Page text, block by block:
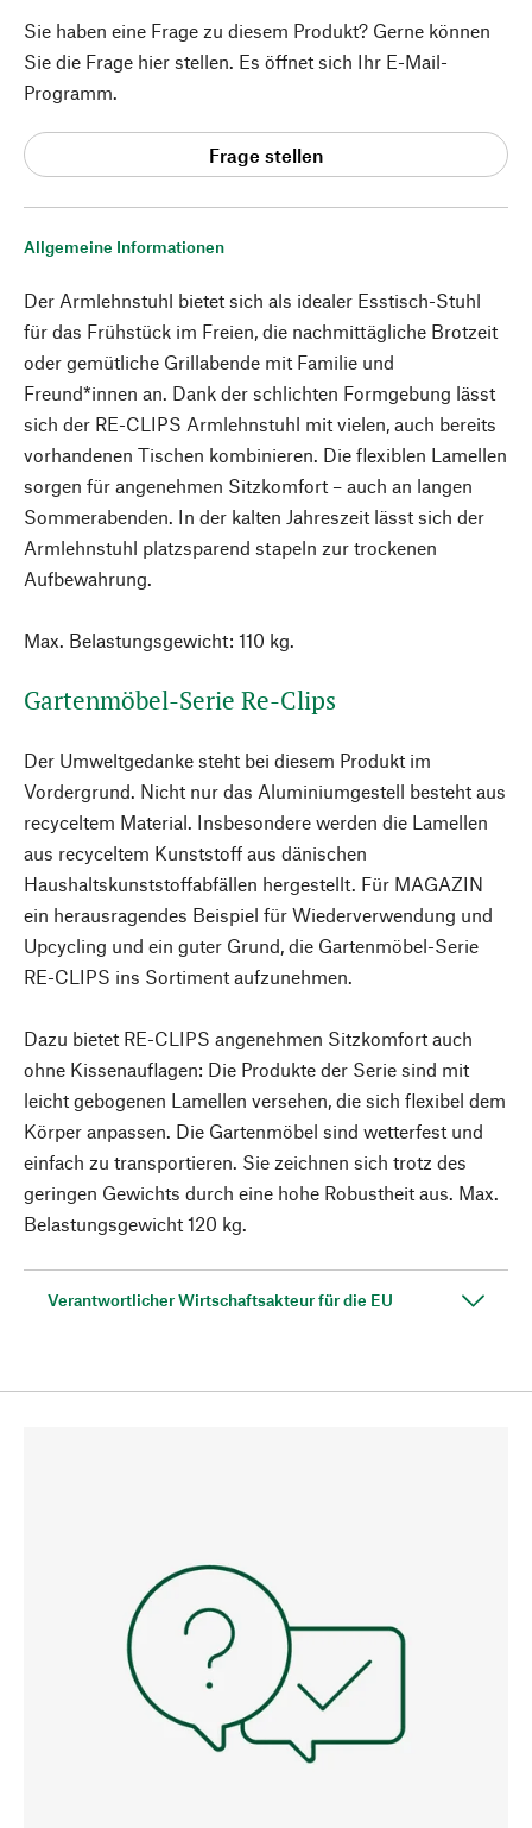
Allgemeine Informationen
Der Armlehnstuhl bietet sich als idealer Esstisch-Stuhl
für das Frühstück im Freien, die nachmittägliche Brotzeit
oder gemütliche Grillabende mit Familie und
Freund*innen an. Dank der schlichten Formgebung lässt
sich der RE-CLIPS Armlehnstuhl mit vielen, auch bereits
vorhandenen Tischen kombinieren. Die flexiblen Lamellen
sorgen für angenehmen Sitzkomfort – auch an langen
Sommerabenden. In der kalten Jahreszeit lässt sich der
Armlehnstuhl platzsparend stapeln zur trockenen
Aufbewahrung.
Max. Belastungsgewicht: 110 kg.
Gartenmöbel-Serie Re-Clips
Der Umweltgedanke steht bei diesem Produkt im
Vordergrund. Nicht nur das Aluminiumgestell besteht aus
recyceltem Material. Insbesondere werden die Lamellen
aus recyceltem Kunststoff aus dänischen
Haushaltskunststoffabfällen hergestellt. Für MAGAZIN
ein herausragendes Beispiel für Wiederverwendung und
Upcycling und ein guter Grund, die Gartenmöbel-Serie
RE-CLIPS ins Sortiment aufzunehmen.
Dazu bietet RE-CLIPS angenehmen Sitzkomfort auch
ohne Kissenauflagen: Die Produkte der Serie sind mit
leicht gebogenen Lamellen versehen, die sich flexibel dem
Körper anpassen. Die Gartenmöbel sind wetterfest und
einfach zu transportieren. Sie zeichnen sich trotz des
geringen Gewichts durch eine hohe Robustheit aus. Max.
Belastungsgewicht 120 kg.
Verantwortlicher Wirtschaftsakteur für die EU
Sie haben eine Frage zu diesem Produkt? Gerne können
Sie die Frage hier stellen. Es öffnet sich Ihr E-Mail-
Programm.
Frage stellen